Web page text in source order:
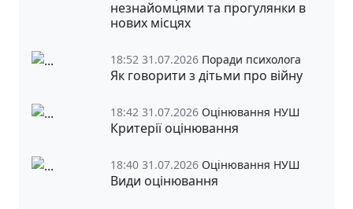
незнайомцями та прогулянки в
нових місцях
18:52 31.07.2026 Поради психолога
Як говорити з дітьми про війну
18:42 31.07.2026 Оцінювання НУШ
Критерії оцінювання
18:40 31.07.2026 Оцінювання НУШ
Види оцінювання